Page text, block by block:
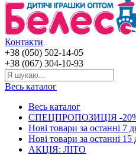
Контакти
+38 (050) 502-14-05
+38 (067) 304-10-93
Весь каталог
Весь каталог
СПЕЦПРОПОЗИЦІЯ -
Нові товари за останнi 7
Нові товари за останнi 15
АКЦІЯ: ЛІТО